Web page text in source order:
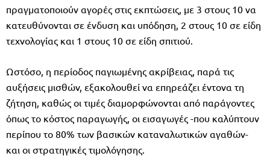
πραγματοποιούν αγορές στις εκπτώσεις, με 3 στους 10 να
κατευθύνονται σε ένδυση και υπόδηση, 2 στους 10 σε είδη
τεχνολογίας και 1 στους 10 σε είδη σπιτιού.
Ωστόσο, η περίοδος παγιωμένης ακρίβειας, παρά τις
αυξήσεις μισθών, εξακολουθεί να επηρεάζει έντονα τη
ζήτηση, καθώς οι τιμές διαμορφώνονται από παράγοντες
όπως το κόστος παραγωγής, οι εισαγωγές -που καλύπτουν
περίπου το 80% των βασικών καταναλωτικών αγαθών-
και οι στρατηγικές τιμολόγησης.